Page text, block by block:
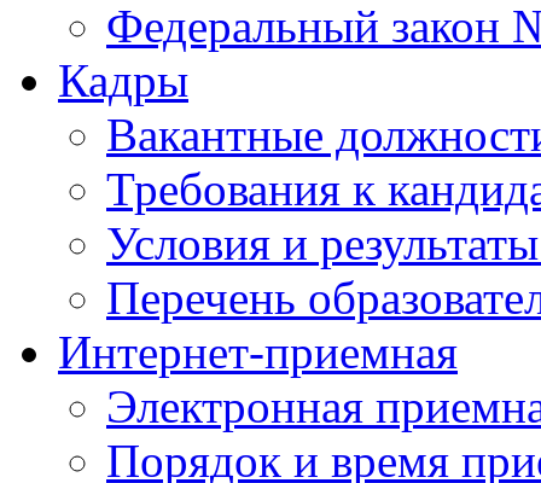
Федеральный закон
Кадры
Вакантные
Требования к
Условия и
Перечень
Интернет-приемная
Электронная
Порядок и время